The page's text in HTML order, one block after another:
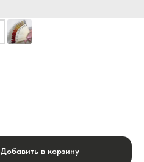
Добавить в корзину